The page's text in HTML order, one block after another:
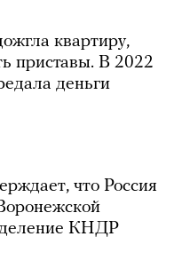
квартиру,
приставы. В 2022
деньги
что Россия
КНДР